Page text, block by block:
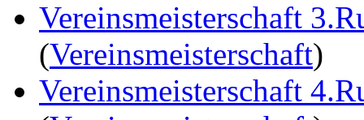
Vereinsmeisterschaft
(Vereinsmeisterschaft)
Vereinsmeisterschaft